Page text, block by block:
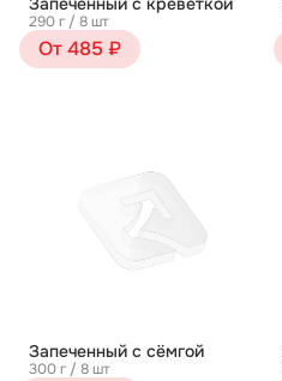
290 г / 8 шт
От 485 ₽
Запеченный с сёмгой
300 г / 8 шт